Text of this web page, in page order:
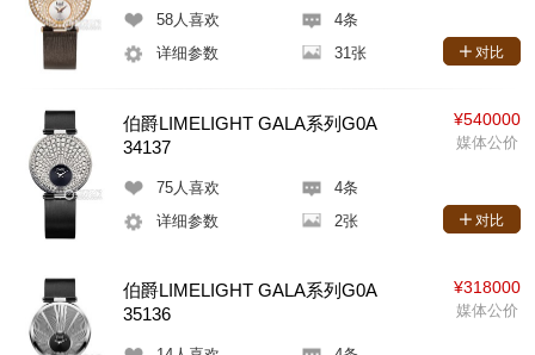
58人喜欢
4条
详细参数
31张 对比
伯爵LIMELIGHT GALA系列G0A
34137
75人喜欢
4条
详细参数
2张
¥540000
媒体公价
对比
伯爵LIMELIGHT GALA系列G0A
35136
¥318000
媒体公价